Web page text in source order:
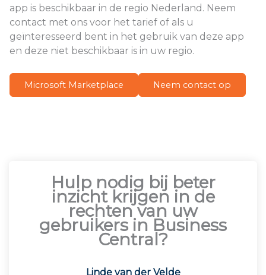
app is beschikbaar in de regio Nederland. Neem
contact met ons voor het tarief of als u
geïnteresseerd bent in het gebruik van deze app
en deze niet beschikbaar is in uw regio.
Microsoft Marketplace Neem contact op
Hulp nodig bij beter
inzicht krijgen in de
rechten van uw
gebruikers in Business
Central?
Linde van der Velde